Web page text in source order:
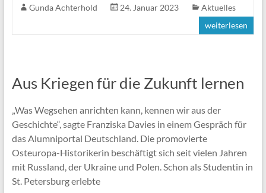
Gunda Achterhold 24. Januar 2023
Aktuelles
weiterlesen
Aus Kriegen für die Zukunft lernen
„Was Wegsehen anrichten kann, kennen wir aus der
Geschichte“, sagte Franziska Davies in einem Gespräch für
das Alumniportal Deutschland. Die promovierte
Osteuropa-Historikerin beschäftigt sich seit vielen Jahren
mit Russland, der Ukraine und Polen. Schon als Studentin in
St. Petersburg erlebte